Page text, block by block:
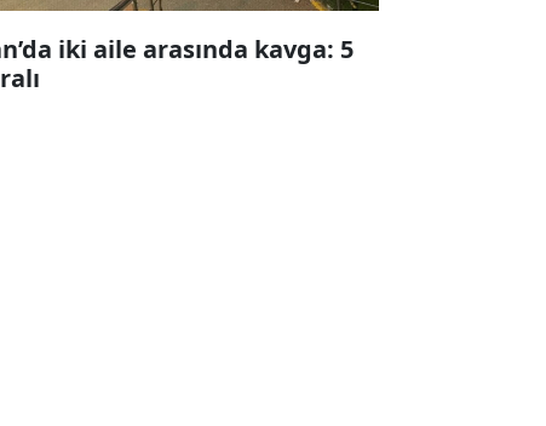
iki aile arasında kavga: 5